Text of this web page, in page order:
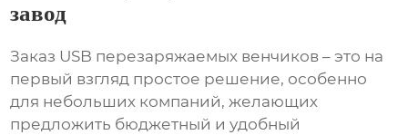
завод
Заказ USB перезаряжаемых венчиков – это на
первый взгляд простое решение, особенно
для небольших компаний, желающих
предложить бюджетный и удобный